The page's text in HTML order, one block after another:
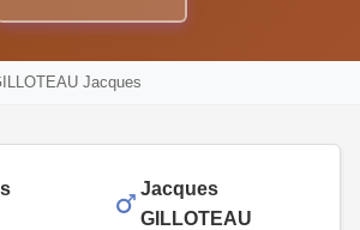
Jacques
Jacques
GILLOTEAU